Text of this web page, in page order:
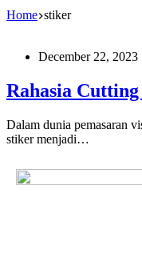
Home stiker
December 22, 2023
Rahasia
Dalam dunia pemasaran
stiker menjadi…